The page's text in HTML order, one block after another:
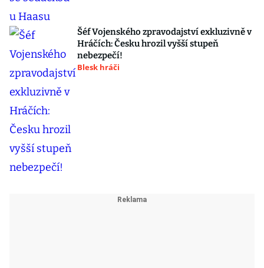
Šéf Vojenského zpravodajství exkluzivně v
Hráčích: Česku hrozil vyšší stupeň
nebezpečí!
Blesk hráči